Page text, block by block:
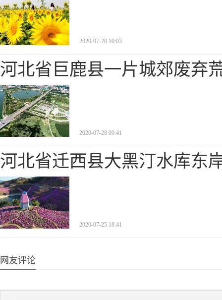
2020-07-28 10:03
河北省巨鹿县一片城郊废弃
2020-07-28 09:41
河北省迁西县大黑汀水库东
2020-07-25 18:41
网友评论